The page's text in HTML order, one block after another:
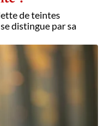
de teintes
distingue par sa